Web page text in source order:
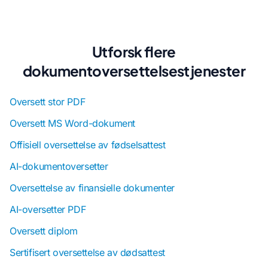
Utforsk flere
dokumentoversettelsestjenester
Oversett stor PDF
Oversett MS Word-dokument
Offisiell oversettelse av fødselsattest
AI-dokumentoversetter
Oversettelse av finansielle dokumenter
AI-oversetter PDF
Oversett diplom
Sertifisert oversettelse av dødsattest